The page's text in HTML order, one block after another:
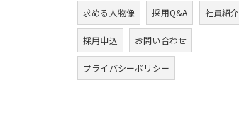
求める人物像 採用Q&A 社員紹介
採用申込 お問い合わせ
プライバシーポリシー